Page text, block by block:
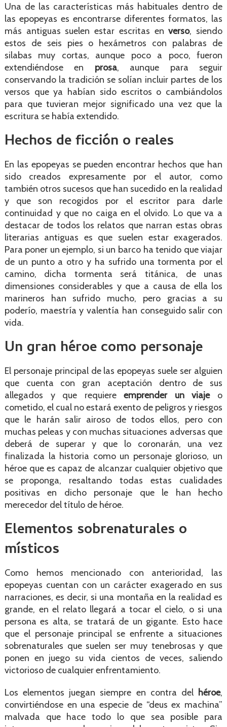
Una de las características más habituales dentro de
las epopeyas es encontrarse diferentes formatos, las
más antiguas suelen estar escritas enverso, siendo
estos de seis pies o hexámetros con palabras de
silabas muy cortas, aunque poco a poco, fueron
extendiéndose en prosa, aunque para seguir
conservando la tradición se solían incluir partes de los
versos que ya habían sido escritos o cambiándolos
para que tuvieran mejor significado una vez que la
escritura se había extendido.
Hechos de ficción o reales
En las epopeyas se pueden encontrar hechos que han
sido creados expresamente por el autor, como
también otros sucesos que han sucedido en la realidad
y que son recogidos por el escritor para darle
continuidad y que no caiga en el olvido. Lo que va a
destacar de todos los relatos que narran estas obras
literarias antiguas es que suelen estar exagerados.
Para poner un ejemplo, si un barco ha tenido que viajar
de un punto a otro y ha sufrido una tormenta por el
camino, dicha tormenta será titánica, de unas
dimensiones considerables y que a causa de ella los
marineros han sufrido mucho, pero gracias a su
poderío, maestría y valentía han conseguido salir con
vida.
Un gran héroe como personaje
El personaje principal de las epopeyas suele ser alguien
que cuenta con gran aceptación dentro de sus
allegados y que requiereemprender un viajeo
cometido, el cual no estará exento de peligros y riesgos
que le harán salir airoso de todos ellos, pero con
muchas peleas y con muchas situaciones adversas que
deberá de superar y que lo coronarán, una vez
finalizada la historia como un personaje glorioso, un
héroe que es capaz de alcanzar cualquier objetivo que
se proponga, resaltando todas estas cualidades
positivas en dicho personaje que le han hecho
merecedor del título de héroe.
Elementos sobrenaturales o
místicos
Como hemos mencionado con anterioridad, las
epopeyas cuentan con un carácter exagerado en sus
narraciones, es decir, si una montaña en la realidad es
grande, en el relato llegará a tocar el cielo, o si una
persona es alta, se tratará de un gigante. Esto hace
que el personaje principal se enfrente a situaciones
sobrenaturales que suelen ser muy tenebrosas y que
ponen en juego su vida cientos de veces, saliendo
victorioso de cualquier enfrentamiento.
Los elementos juegan siempre en contra del héroe,
convirtiéndose en una especie de “deus ex machina”
malvada que hace todo lo que sea posible para